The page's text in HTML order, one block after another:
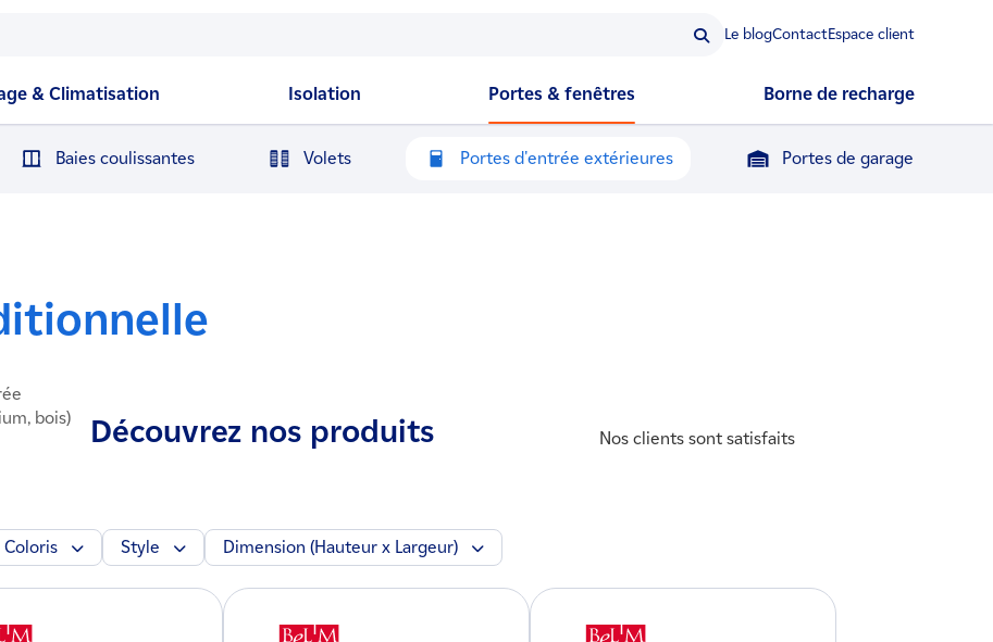
Le blogContactEspace client
& Climatisation Isolation Portes & fenêtres Borne de recharge
Baies coulissantes Volets Portes d'entrée extérieures Portes de garage
bois)
Nos clients sont satisfaits
Découvrez nos produits
Coloris Style Dimension (Hauteur x Largeur)